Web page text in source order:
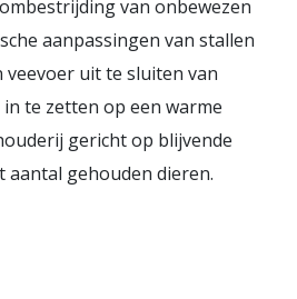
van onbewezen
aanpassingen van stallen
veevoer uit te sluiten van
te zetten op een warme
gericht op blijvende
aantal gehouden dieren.